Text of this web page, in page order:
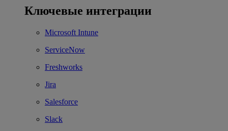
Ключевые интеграции
Microsoft Intune
ServiceNow
Freshworks
Jira
Salesforce
Slack